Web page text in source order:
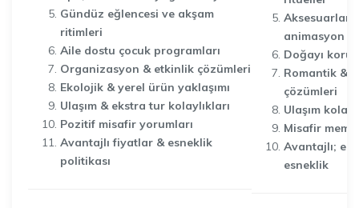
Gündüz eğlencesi ve akşam
ritimleri
Aile dostu çocuk programları
Organizasyon & etkinlik çözümleri
Ekolojik & yerel ürün yaklaşımı
Ulaşım & ekstra tur kolaylıkları
Pozitif misafir yorumları
Avantajlı fiyatlar & esneklik
politikası
animasyon
Doğayı
Romantik &
çözümleri
Ulaşım
Misafir
Avantajlı;
esneklik